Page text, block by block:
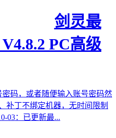
剑灵最
PC高级
码，或者随便输入账号密码然
补丁不绑定机器，无时间限制
03：已更新最...